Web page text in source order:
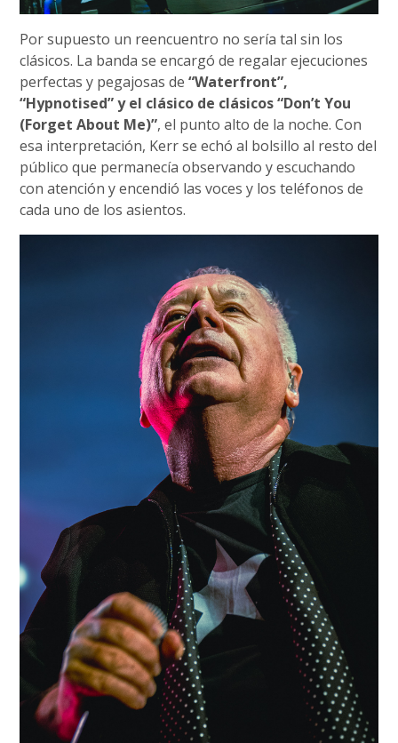
Por supuesto un reencuentro no sería tal sin los
clásicos. La banda se encargó de regalar ejecuciones
perfectas y pegajosas de“Waterfront”,
“Hypnotised” y el clásico de clásicos “Don’t You
(Forget About Me)”, el punto alto de la noche. Con
esa interpretación, Kerr se echó al bolsillo al resto del
público que permanecía observando y escuchando
con atención y encendió las voces y los teléfonos de
cada uno de los asientos.